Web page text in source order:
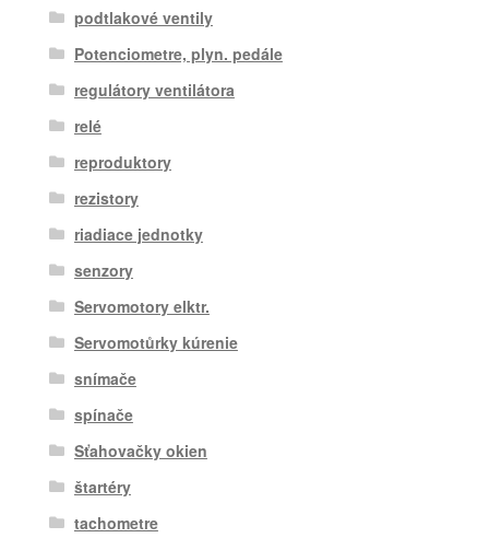
podtlakové ventily
Potenciometre, plyn. pedále
regulátory ventilátora
relé
reproduktory
rezistory
riadiace jednotky
senzory
Servomotory elktr.
Servomotůrky kúrenie
snímače
spínače
Sťahovačky okien
štartéry
tachometre